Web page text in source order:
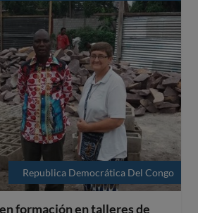
Republica Democrática Del Congo
formación en talleres de